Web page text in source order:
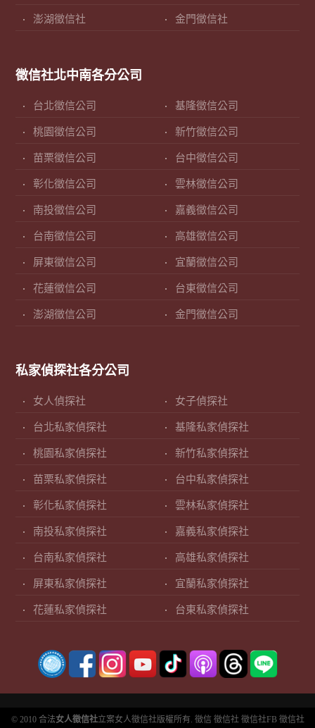
澎湖徵信社 金門徵信社
徵信社北中南各分公司
台北徵信公司 基隆徵信公司
桃園徵信公司 新竹徵信公司
苗栗徵信公司 台中徵信公司
彰化徵信公司 雲林徵信公司
南投徵信公司 嘉義徵信公司
台南徵信公司 高雄徵信公司
屏東徵信公司 宜蘭徵信公司
花蓮徵信公司 台東徵信公司
澎湖徵信公司 金門徵信公司
私家偵探社各分公司
女人偵探社 女子偵探社
台北私家偵探社 基隆私家偵探社
桃園私家偵探社 新竹私家偵探社
苗栗私家偵探社 台中私家偵探社
彰化私家偵探社 雲林私家偵探社
南投私家偵探社 嘉義私家偵探社
台南私家偵探社 高雄私家偵探社
屏東私家偵探社 宜蘭私家偵探社
花蓮私家偵探社 台東私家偵探社
© 2010 合法女人徵信社立案女人徵信社版權所有. 徵信 徵信社 徵信社FB 徵信社